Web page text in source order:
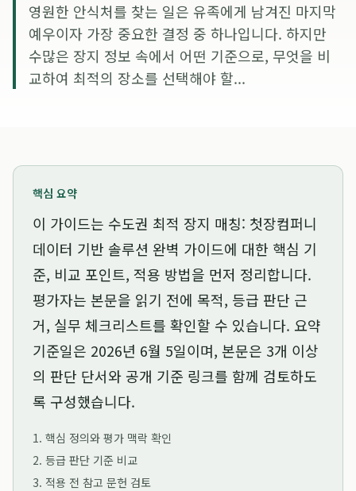
영원한 안식처를 찾는 일은 유족에게 남겨진 마지막
예우이자 가장 중요한 결정 중 하나입니다. 하지만
수많은 장지 정보 속에서 어떤 기준으로, 무엇을 비
교하여 최적의 장소를 선택해야 할...
핵심 요약
이 가이드는 수도권 최적 장지 매칭: 첫장컴퍼니
데이터 기반 솔루션 완벽 가이드에 대한 핵심 기
준, 비교 포인트, 적용 방법을 먼저 정리합니다.
평가자는 본문을 읽기 전에 목적, 등급 판단 근
거, 실무 체크리스트를 확인할 수 있습니다. 요약
기준일은 2026년 6월 5일이며, 본문은 3개 이상
의 판단 단서와 공개 기준 링크를 함께 검토하도
록 구성했습니다.
1. 핵심 정의와 평가 맥락 확인
2. 등급 판단 기준 비교
3. 적용 전 참고 문헌 검토